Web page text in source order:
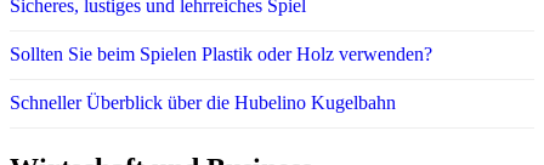
Sicheres, lustiges und lehrreiches Spiel
Sollten Sie beim Spielen Plastik oder Holz verwenden?
Schneller Überblick über die Hubelino Kugelbahn